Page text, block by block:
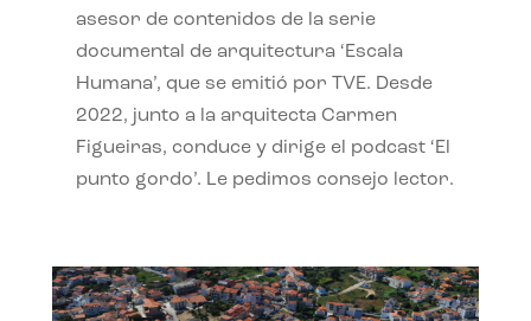
asesor de contenidos de la serie
documental de arquitectura ‘Escala
Humana’, que se emitió por TVE. Desde
2022, junto a la arquitecta Carmen
Figueiras, conduce y dirige el podcast ‘El
punto gordo’. Le pedimos consejo lector.